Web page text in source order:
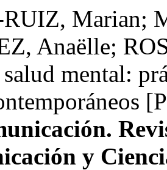
Marian;
Anaëlle;
mental:
y